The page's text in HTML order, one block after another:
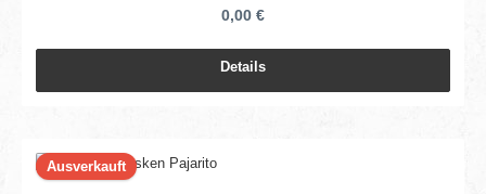
0,00 €
Details
Ausverkauft